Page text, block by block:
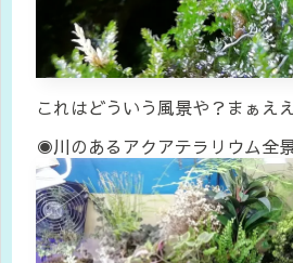
これはどういう風景や？まぁええ
◉川のあるアクアテラリウム全